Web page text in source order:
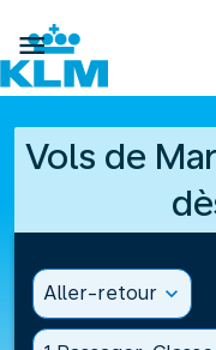

Vols de
Aller-retour expand_more